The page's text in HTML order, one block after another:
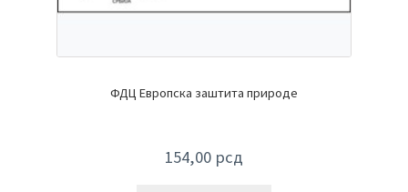
ФДЦ Европска заштита природе
154,00 рсд